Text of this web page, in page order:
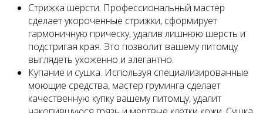
Стрижка шерсти. Профессиональный мастер
сделает укороченные стрижки, сформирует
гармоничную прическу, удалив лишнюю шерсть и
подстригая края. Это позволит вашему питомцу
выглядеть ухоженно и элегантно.
Купание и сушка. Используя специализированные
моющие средства, мастер груминга сделает
качественную купку вашему питомцу, удалит